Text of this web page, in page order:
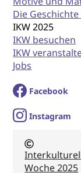
Die
IKW 2025
IKW besuchen
IKW
Jobs
Facebook
Instagram
Woche 2025